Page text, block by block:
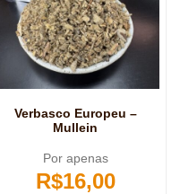
Verbasco Europeu –
Mullein
Por apenas
R$16,00